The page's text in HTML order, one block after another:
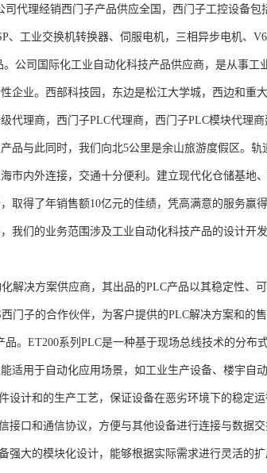
经销西门子产品供应全国，西门子工控设备包括
、工业交换机转换器、伺服电机，三相异步电机、
公司国际化工业自动化科技产品供应商，是从事
企业。西部科技园，东边是松江大学城，西边和重
代理商，西门子PLC代理商，西门子PLC模块代理
品与此同时，我们向北5公里是余山旅游度假区。
市内外连接，交通十分便利。建立现代化仓储基地
取得了年销售额10亿元的佳绩，凭高满意的服务赢
我们的业务范围涉及工业自动化科技产品的设计开
方案供应商，其出品的PLC产品以其稳定性、可
门子的合作伙伴，为客户提供的PLC解决方案和的
品。ET200系列PLC是一种基于现场总线技术的分布
适用于自动化应用场景，如工业生产设备、楼宇自
设计和的生产工艺，保证设备在恶劣环境下的稳定运
接口和通信协议，方便与其他设备进行连接与数据交
强大的模块化设计，能够根据实际需求进行灵活的扩